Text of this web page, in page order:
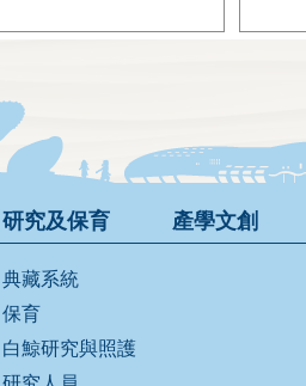
研究及保育
典藏系統
保育
白鯨研究與照護
產學文創